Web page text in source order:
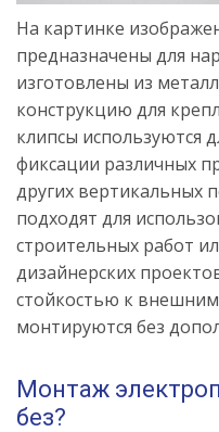
На картинке
предназначены для
изготовлены из
конструкцию для
клипсы используются
фиксации различных
других вертикальных
подходят для
строительных работ
дизайнерских
стойкостью к
монтируются без
Монтаж
без?